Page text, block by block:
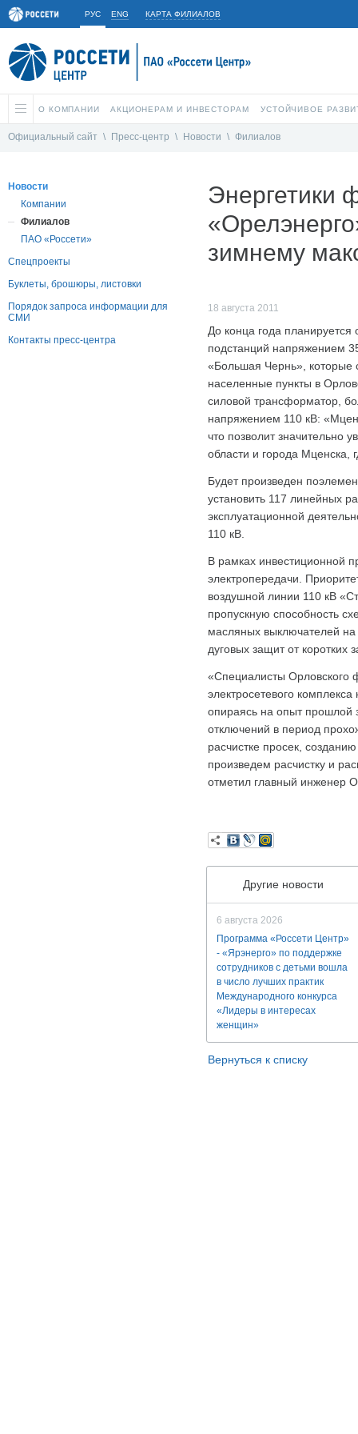
РУС ENG КАРТА ФИЛИАЛОВ
О КОМПАНИИ АКЦИОНЕРАМ И ИНВЕСТОРАМ УСТОЙЧИВОЕ
Официальный сайт \ Пресс-центр \ Новости \ Филиалов
Новости
Компании
Филиалов
ПАО «Россети»
Спецпроекты
Буклеты, брошюры, листовки
Порядок запроса информации для
СМИ
Контакты пресс-центра
зимнему
18 августа 2011
До конца года
подстанций напряжением
«Большая Чернь», которые
населенные пункты в
силовой трансформатор,
напряжением 110 кВ:
что позволит значительно
области и города Мценска,
Будет произведен
установить 117 линейных
эксплуатационной
110 кВ.
В рамках инвестиционной
электропередачи.
воздушной линии 110 кВ
пропускную способность
масляных выключателей на
дуговых защит от коротких
«Специалисты Орловского
электросетевого
опираясь на опыт прошлой
отключений в период
расчистке просек,
произведем расчистку и
отметил главный инженер
Другие новости
6 августа 2026
Программа «Россети Центр»
- «Ярэнерго» по поддержке
сотрудников с детьми вошла
в число лучших практик
Международного конкурса
«Лидеры в интересах
женщин»
Вернуться к списку